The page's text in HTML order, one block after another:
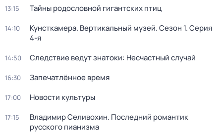
13:15 Тайны родословной гигантских птиц
14:10 Кунсткамера. Вертикальный музей. Сезон 1. Серия
4-я
14:50 Следствие ведут знатоки: Несчастный случай
16:30 Запечатлённое время
17:00 Новости культуры
17:15
Владимир Селивохин. Последний романтик
русского пианизма